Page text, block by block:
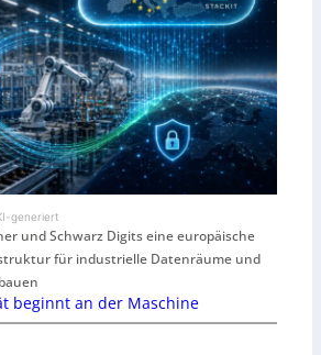
generiert
und Schwarz Digits eine europäische
für industrielle Datenräume und
beginnt an der Maschine